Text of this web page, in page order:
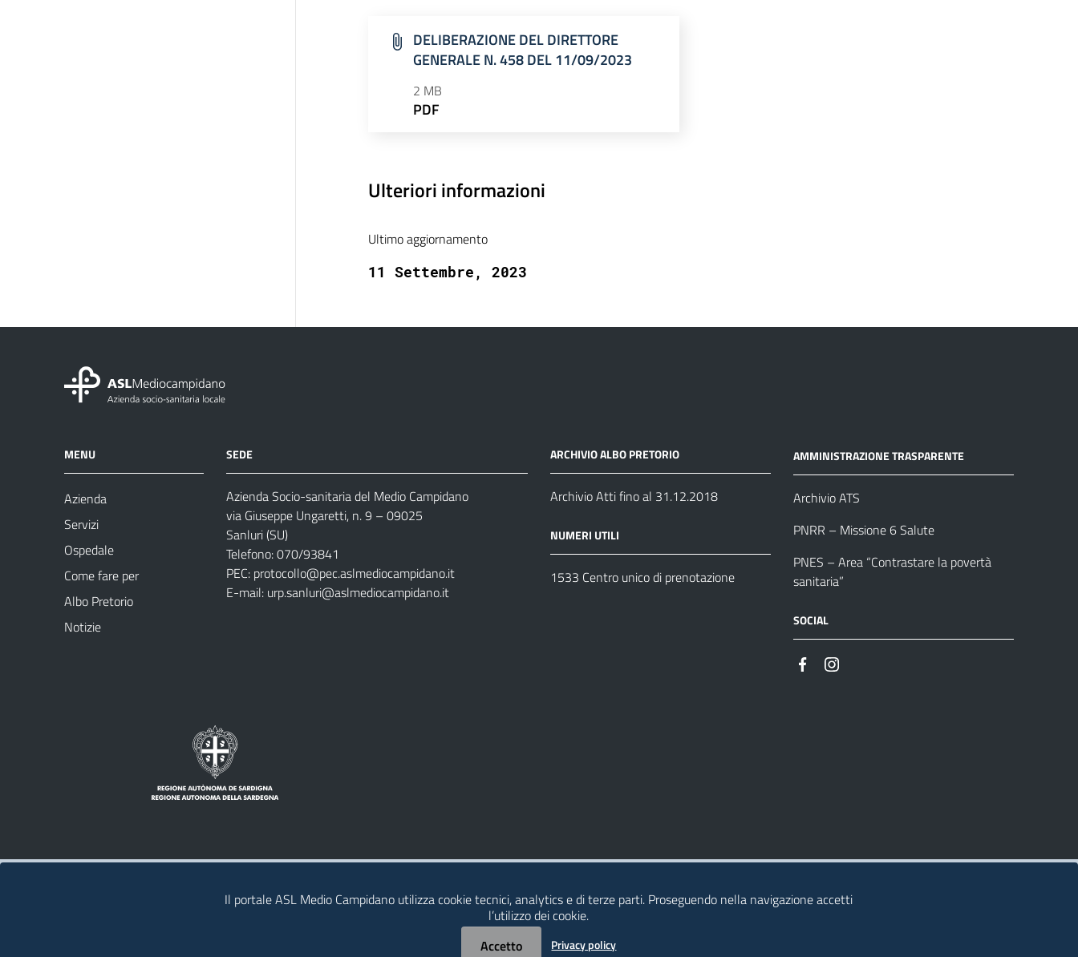
DELIBERAZIONE DEL DIRETTORE
GENERALE N. 458 DEL 11/09/2023
2 MB
PDF
Ulteriori informazioni
Ultimo aggiornamento
11 Settembre, 2023
MENU
Azienda
Servizi
Ospedale
Come fare per
Albo Pretorio
Notizie
SEDE
Azienda Socio-sanitaria del Medio Campidano
via Giuseppe Ungaretti, n. 9 – 09025
Sanluri (SU)
Telefono: 070/93841
PEC: protocollo@pec.aslmediocampidano.it
E-mail: urp.sanluri@aslmediocampidano.it
ARCHIVIO ALBO PRETORIO
Archivio Atti fino al 31.12.2018
NUMERI UTILI
1533 Centro unico di prenotazione
AMMINISTRAZIONE TRASPARENTE
Archivio ATS
PNRR – Missione 6 Salute
PNES – Area “Contrastare la povertà
sanitaria”
SOCIAL
Il portale ASL Medio Campidano utilizza cookie tecnici, analytics e di terze parti. Proseguendo nella navigazione accetti
l’utilizzo dei cookie.
Accetto
Privacy policy